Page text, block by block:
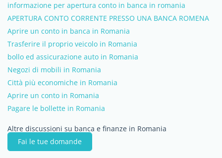
informazione per apertura conto in banca in romania
APERTURA CONTO CORRENTE PRESSO UNA BANCA ROMENA
Aprire un conto in banca in Romania
Trasferire il proprio veicolo in Romania
bollo ed assicurazione auto in Romania
Negozi di mobili in Romania
Città più economiche in Romania
Aprire un conto in Romania
Pagare le bollette in Romania
Altre discussioni su banca e finanze in Romania
Fai le tue domande